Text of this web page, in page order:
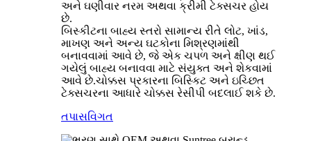
અને ઘણીવાર નરમ અથવા ક્રીમી ટેક્સચર હોય
છે.
બિસ્કીટના બાહ્ય સ્તરો સામાન્ય રીતે લોટ, ખાંડ,
માખણ અને અન્ય ઘટકોના મિશ્રણમાંથી
બનાવવામાં આવે છે, જે એક ચપળ અને ક્ષીણ થઈ
ગયેલું બાહ્ય બનાવવા માટે સંયુક્ત અને શેકવામાં
આવે છે.ચોક્કસ પ્રકારના બિસ્કિટ અને ઇચ્છિત
ટેક્સચરના આધારે ચોક્કસ રેસીપી બદલાઈ શકે છે.
તપાસવિગત